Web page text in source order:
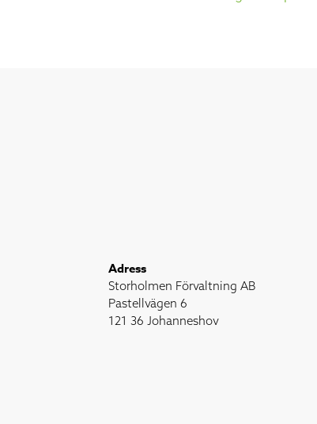
Adress
Storholmen Förvaltning AB
Pastellvägen 6
121 36 Johanneshov